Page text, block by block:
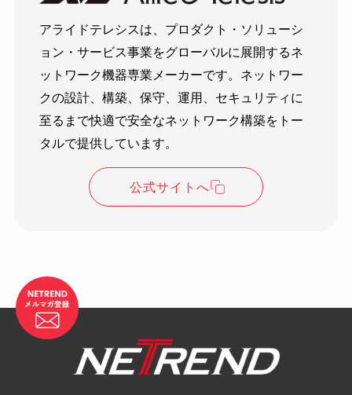
アライドテレシスは、プロダクト・ソリューシ
ョン・サービス事業をグローバルに展開するネ
ットワーク機器専業メーカーです。ネットワー
クの設計、構築、保守、運用、セキュリティに
至るまで快適で安全なネットワーク構築をトー
タルで提供しています。
公式サイトへ